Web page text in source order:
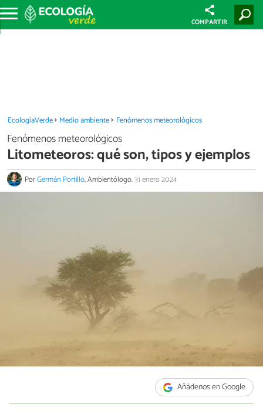
COMPARTIR
EcologíaVerde Medio ambiente Fenómenos meteorológicos
Fenómenos meteorológicos
Litometeoros: qué son, tipos y ejemplos
PorGermán Portillo, Ambientólogo.31 enero 2024
Añádenos en Google